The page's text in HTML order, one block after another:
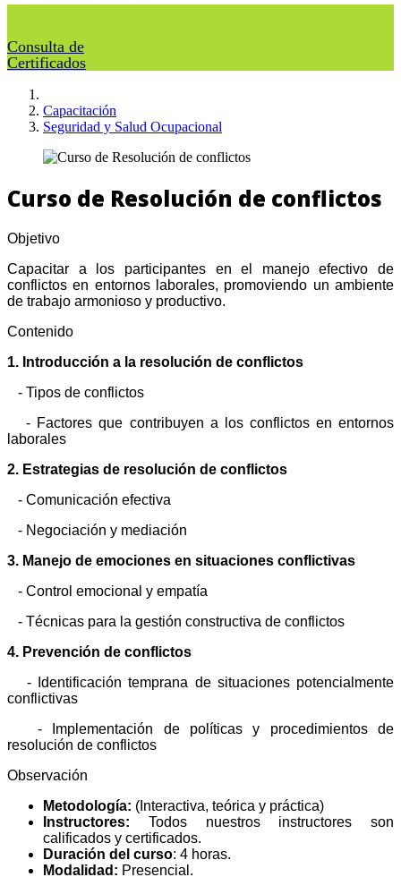
Consulta de
Certificados
Capacitación
Seguridad y Salud Ocupacional
Curso de Resolución de conflictos
Objetivo
Capacitar a los participantes en el manejo efectivo de
conflictos en entornos laborales, promoviendo un ambiente
de trabajo armonioso y productivo.
Contenido
1. Introducción a la resolución de conflictos
- Tipos de conflictos
- Factores que contribuyen a los conflictos en entornos
laborales
2. Estrategias de resolución de conflictos
- Comunicación efectiva
- Negociación y mediación
3. Manejo de emociones en situaciones conflictivas
- Control emocional y empatía
- Técnicas para la gestión constructiva de conflictos
4. Prevención de conflictos
- Identificación temprana de situaciones potencialmente
conflictivas
- Implementación de políticas y procedimientos de
resolución de conflictos
Observación
Metodología: (Interactiva, teórica y práctica)
Instructores: Todos nuestros instructores son
calificados y certificados.
Duración del curso: 4 horas.
Modalidad: Presencial.